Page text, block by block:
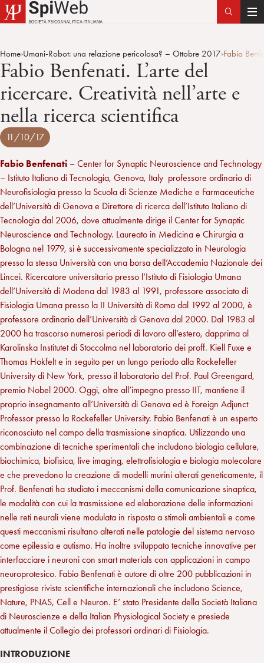
T
g
Home>Umani-Robot: una relazione pericolosa? – Ottobre 2017>Fabio
Fabio Benfenati. L’arte del
ricercare. Creatività nell’arte e
nella ricerca scientifica
11/10/17
Fabio Benfenati – Center for Synaptic Neuroscience and Technology
– Istituto Italiano di Tecnologia, Genova, Italy professore ordinario di
Neurofisiologia presso la Scuola di Scienze Mediche e Farmaceutiche
dell’Università di Genova e Direttore di ricerca dell’Istituto Italiano di
Tecnologia dal 2006, dove attualmente dirige il Center for Synaptic
Neuroscience and Technology. Laureato in Medicina e Chirurgia a
Bologna nel 1979, si è successivamente specializzato in Neurologia
presso la stessa Università con una borsa dell’Accademia Nazionale dei
Lincei. Ricercatore universitario presso l’Istituto di Fisiologia Umana
dell’Università di Modena dal 1983 al 1991, professore associato di
Fisiologia Umana presso la II Università di Roma dal 1992 al 2000, è
professore ordinario dell’Università di Genova dal 2000. Dal 1983 al
2000 ha trascorso numerosi periodi di lavoro all’estero, dapprima al
Karolinska Institutet di Stoccolma nel laboratorio dei proff. Kiell Fuxe e
Thomas Hokfelt e in seguito per un lungo periodo alla Rockefeller
University di New York, presso il laboratorio del Prof. Paul Greengard,
premio Nobel 2000. Oggi, oltre all’impegno presso IIT, mantiene il
proprio insegnamento all’Università di Genova ed è Foreign Adjunct
Professor presso la Rockefeller University. Fabio Benfenati è un esperto
riconosciuto nel campo della trasmissione sinaptica. Utilizzando una
combinazione di tecniche sperimentali che includono biologia cellulare,
biochimica, biofisica, live imaging, elettrofisiologia e biologia molecolare
e che prevedono la creazione di modelli murini alterati geneticamente, il
Prof. Benfenati ha studiato i meccanismi della comunicazione sinaptica,
le modalità con cui la trasmissione ed elaborazione delle informazioni
nelle reti neurali viene modulata in risposta a stimoli ambientali e come
questi meccanismi risultano alterati nelle patologie del sistema nervoso
come epilessia e autismo. Ha inoltre sviluppato tecniche innovative per
interfacciare i neuroni con smart materials con applicazioni in campo
neuroprotesico. Fabio Benfenati è autore di oltre 200 pubblicazioni in
prestigiose riviste scientifiche internazionali che includono Science,
Nature, PNAS, Cell e Neuron. E’ stato Presidente della Società Italiana
di Neuroscienze e della Italian Physiological Society e presiede
attualmente il Collegio dei professori ordinari di Fisiologia.
INTRODUZIONE